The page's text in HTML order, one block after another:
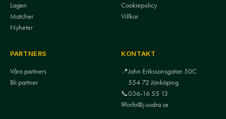
Lagen
Matcher
Nyheter
Cookiepolicy
Villkor
PARTNERS
Våra partners
Bli partner
KONTAKT
📍John Erikssonsgatan 50C
554 72 Jönköping
📞036-16 55 13
✉info@j-sodra.se